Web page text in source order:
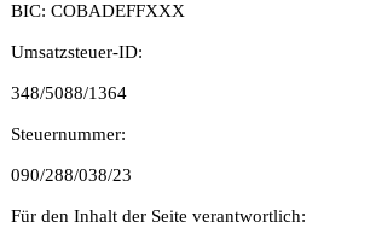
BIC: COBADEFFXXX
Umsatzsteuer-ID:
348/5088/1364
Steuernummer:
090/288/038/23
Für den Inhalt der Seite verantwortlich: